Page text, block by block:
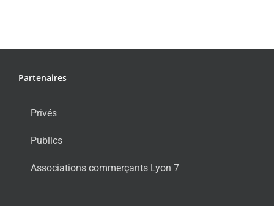
Partenaires
Privés
Publics
Associations commerçants Lyon 7